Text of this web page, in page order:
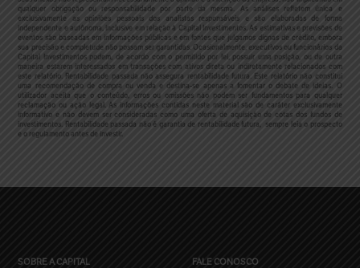
qualquer obrigação ou responsabilidade por parte da mesma. As análises refletem única e
exclusivamente as opiniões pessoais dos analistas responsáveis e são elaboradas de forma
independente e autônoma, inclusive em relação à Capital Investimentos. As estimativas e previsões de
eventos são baseadas em informações públicas e em fontes que julgamos dignas de crédito, embora
sua precisão e completude não possam ser garantidas. Ocasionalmente, executivos ou funcionários da
Capital Investimentos podem, de acordo com o permitido por lei, possuir uma posição, ou de outra
maneira estarem interessados em transações com ativos direta ou indiretamente relacionados com
este relatório. Rentabilidade passada não assegura rentabilidade futura. Este relatório não constitui
uma recomendação de compra ou venda e destina-se apenas a fomentar o debate de ideias. O
utilizador aceita que o conteúdo, erros ou omissões não podem ser fundamentos para qualquer
reclamação ou ação legal. As informações contidas neste material são de caráter exclusivamente
informativo e não devem ser consideradas como uma oferta de aquisição de cotas dos fundos de
investimentos. Rentabilidade passada não é garantia de rentabilidade futura, sempre leia o prospecto
e o regulamento antes de investir.
SOBRE A CAPITAL FALE CONOSCO